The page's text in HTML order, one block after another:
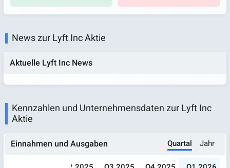
News zur Lyft Inc Aktie
Aktuelle Lyft Inc News
Kennzahlen und Unternehmensdaten zur Lyft Inc
Aktie
Einnahmen und Ausgaben Quartal Jahr